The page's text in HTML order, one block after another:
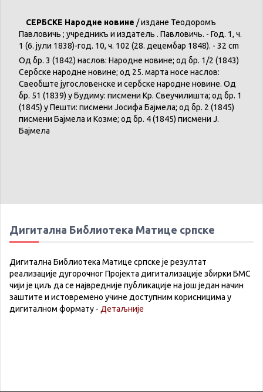
СЕРБСКЕ Народне новине / издане Теодоромъ
Павловичь ; учредникъ и издатель Ө. Павловичь. - Год. 1, ч.
1 (6. јули 1838)-год. 10, ч. 102 (28. децембар 1848). - 32 cm
Од бр. 3 (1842) наслов: Народне новине; од бр. 1/2 (1843)
Сербске народне новине; од 25. марта носе наслов:
Свеобште југословенске и сербске народне новине. Од
бр. 51 (1839) у Будиму: писмени Кр. Свеучилишта; од бр. 1
(1845) у Пешти: писмени Јосифа Бајмела; од бр. 2 (1845)
писмени Бајмела и Козме; од бр. 4 (1845) писмени Ј.
Бајмела
Дигитална Библиотека Матице српске
Дигитална Библиотека Матице српске је резултат
реализације дугорочног Пројекта дигитализације збирки БМС
чији је циљ да се највредније публикације на још један начин
заштите и истовремено учине доступним корисницима у
дигиталном формату - Детаљније